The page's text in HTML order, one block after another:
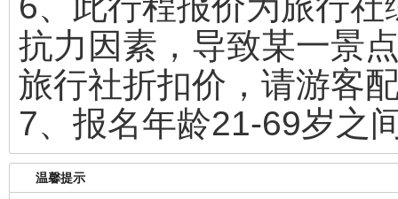
抗力因素，导致某一景
旅行社折扣价，请游客
7、报名年龄21-69岁之
温馨提示